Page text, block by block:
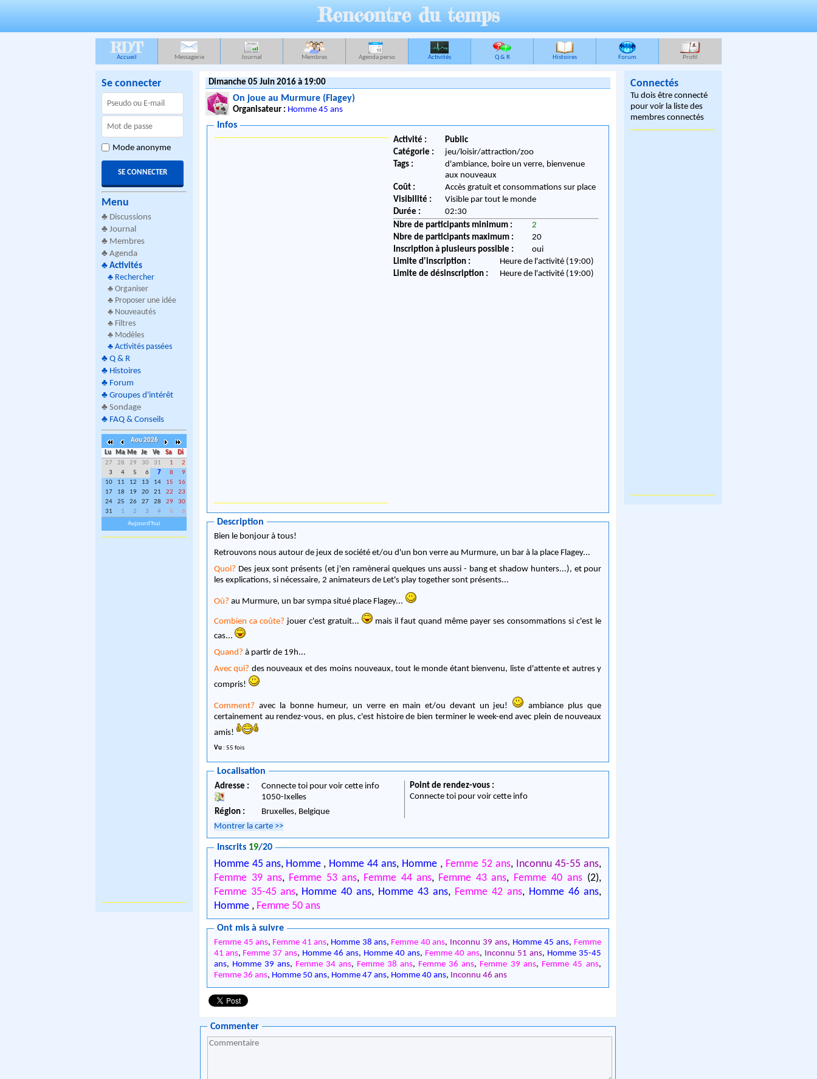
Rencontre du temps
RDT
Accueil Messagerie Journal Membres Agenda perso Activités Q & R Histoires Forum Profil
Se connecter
Mode anonyme
Menu
♣ Discussions
♣ Journal
♣ Membres
♣ Agenda
♣ Activités
♣ Rechercher
♣ Organiser
♣ Proposer une idée
♣ Nouveautés
♣ Filtres
♣ Modèles
♣ Activités passées
♣ Q & R
♣ Histoires
♣ Forum
♣ Groupes d'intérêt
♣ Sondage
♣ FAQ & Conseils
Aou 2026
Lu
Ma Me Je Ve Sa
Di
27
28 29 30 31 1
2
3
4 5 6 7 8
9
10
11 12 13 14 15
16
17
18 19 20 21 22
23
24
25 26 27 28 29
30
31
1 2 3 4 5
6
Aujourd'hui
Dimanche 05 Juin 2016 à 19:00
On joue au Murmure (Flagey)
Organisateur : Homme 45 ans
Infos
Activité :
Public
Catégorie :
jeu/loisir/attraction/zoo
Tags :
d'ambiance, boire un verre, bienvenue
aux nouveaux
Coût :
Accès gratuit et consommations sur place
Visibilité :
Visible par tout le monde
Durée :
02:30
Nbre de participants minimum :
2
Nbre de participants maximum :
20
Inscription à plusieurs possible :
oui
Limite d'inscription :
Heure de l'activité (19:00)
Limite de désinscription :
Heure de l'activité (19:00)
Description
Bien le bonjour à tous!
Retrouvons nous autour de jeux de société et/ou d'un bon verre au Murmure, un bar à la place Flagey...
Quoi? Des jeux sont présents (et j'en ramènerai quelques uns aussi - bang et shadow hunters...), et pour
les explications, si nécessaire, 2 animateurs de Let's play together sont présents...
Où? au Murmure, un bar sympa situé place Flagey...
Combien ca coûte? jouer c'est gratuit...
mais il faut quand même payer ses consommations si c'est le
cas...
Quand? à partir de 19h...
Avec qui? des nouveaux et des moins nouveaux, tout le monde étant bienvenu, liste d'attente et autres y
compris!
Comment? avec la bonne humeur, un verre en main et/ou devant un jeu!
ambiance plus que
certainement au rendez-vous, en plus, c'est histoire de bien terminer le week-end avec plein de nouveaux
amis!
Vu : 55 fois
Localisation
Adresse :
Connecte toi pour voir cette info
1050-Ixelles
Région :
Bruxelles, Belgique
Point de rendez-vous :
Connecte toi pour voir cette info
Montrer la carte >>
Inscrits 19/20
Homme 45 ans, Homme , Homme 44 ans, Homme , Femme 52 ans, Inconnu 45-55 ans,
Femme 39 ans, Femme 53 ans, Femme 44 ans, Femme 43 ans, Femme 40 ans (2),
Femme 35-45 ans, Homme 40 ans, Homme 43 ans, Femme 42 ans, Homme 46 ans,
Homme , Femme 50 ans
Ont mis à suivre
Femme 45 ans, Femme 41 ans, Homme 38 ans, Femme 40 ans, Inconnu 39 ans, Homme 45 ans, Femme
41 ans, Femme 37 ans, Homme 46 ans, Homme 40 ans, Femme 40 ans, Inconnu 51 ans, Homme 35-45
ans, Homme 39 ans, Femme 34 ans, Femme 38 ans, Femme 36 ans, Femme 39 ans, Femme 45 ans,
Femme 36 ans, Homme 50 ans, Homme 47 ans, Homme 40 ans, Inconnu 46 ans
Commenter
Connectés
Tu dois être connecté
pour voir la liste des
membres connectés